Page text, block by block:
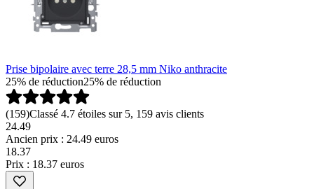
Prise bipolaire avec terre 28,5 mm Niko anthracite
25% de réduction25% de réduction
(159)Classé 4.7 étoiles sur 5, 159 avis clients
24.49
Ancien prix : 24.49 euros
18.37
Prix : 18.37 euros